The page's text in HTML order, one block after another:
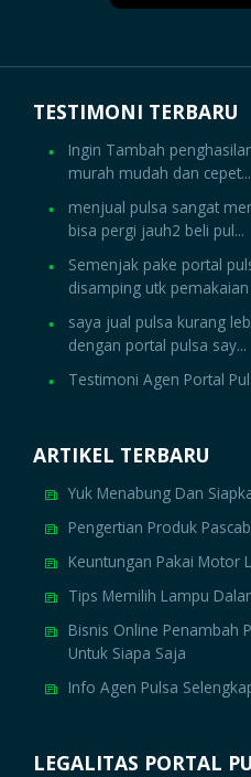
TESTIMONI TERBARU
Ingin Tambah
murah mudah dan cepet...
menjual pulsa sangat
bisa pergi jauh2 beli pul...
Semenjak pake portal
disamping utk pemakaian
saya jual pulsa kurang
dengan portal pulsa say...
Testimoni Agen Portal
ARTIKEL TERBARU
Yuk Menabung Dan
Pengertian Produk
Keuntungan Pakai Motor
Tips Memilih Lampu
Bisnis Online Penambah
Untuk Siapa Saja
Info Agen Pulsa
LEGALITAS PORTAL